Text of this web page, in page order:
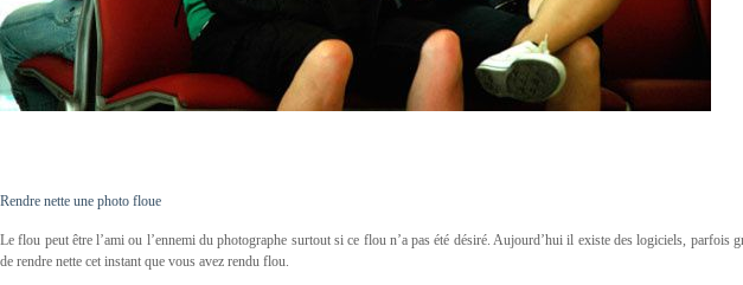
Rendre nette une photo floue
Le flou peut être l’ami ou l’ennemi du photographe surtout si ce flou n’a pas été désiré. Aujourd’hui il existe des logiciels, parfois
de rendre nette cet instant que vous avez rendu flou.